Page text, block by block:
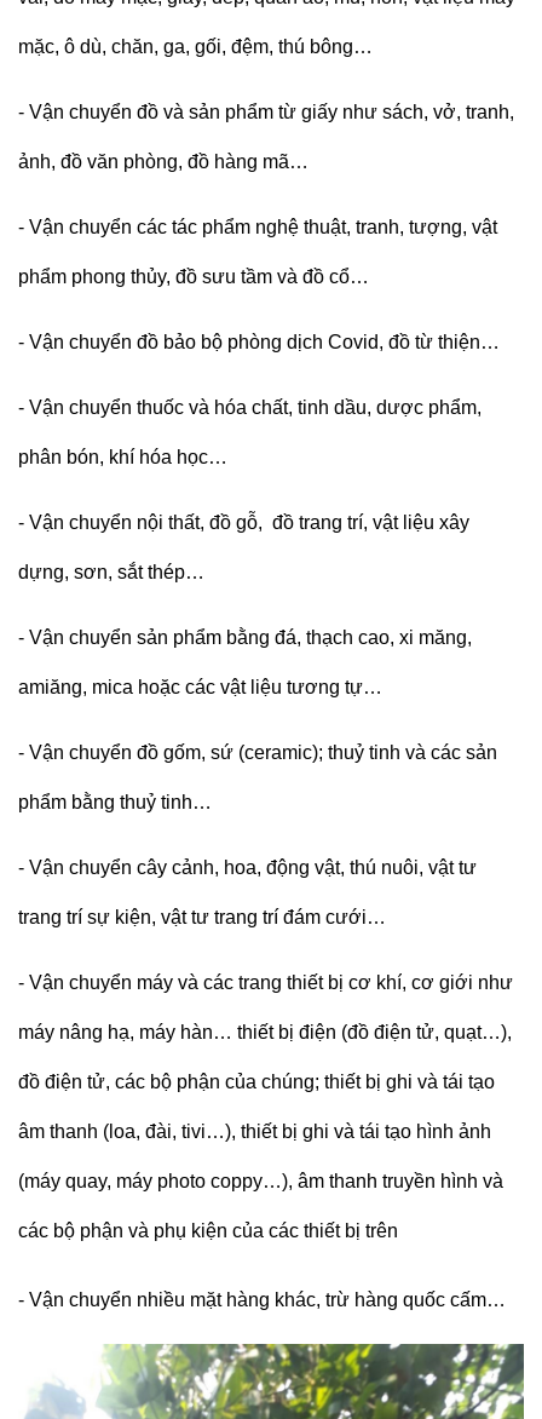
mặc, ô dù, chăn, ga, gối, đệm, thú bông…
- Vận chuyển đồ và sản phẩm từ giấy như sách, vở, tranh,
ảnh, đồ văn phòng, đồ hàng mã…
- Vận chuyển các tác phẩm nghệ thuật, tranh, tượng, vật
phẩm phong thủy, đồ sưu tầm và đồ cổ…
- Vận chuyển đồ bảo bộ phòng dịch Covid, đồ từ thiện…
- Vận chuyển thuốc và hóa chất, tinh dầu, dược phẩm,
phân bón, khí hóa học…
- Vận chuyển nội thất, đồ gỗ, đồ trang trí, vật liệu xây
dựng, sơn, sắt thép…
- Vận chuyển sản phẩm bằng đá, thạch cao, xi măng,
amiăng, mica hoặc các vật liệu tương tự…
- Vận chuyển đồ gốm, sứ (ceramic); thuỷ tinh và các sản
phẩm bằng thuỷ tinh…
- Vận chuyển cây cảnh, hoa, động vật, thú nuôi, vật tư
trang trí sự kiện, vật tư trang trí đám cưới…
- Vận chuyển máy và các trang thiết bị cơ khí, cơ giới như
máy nâng hạ, máy hàn… thiết bị điện (đồ điện tử, quạt…),
đồ điện tử, các bộ phận của chúng; thiết bị ghi và tái tạo
âm thanh (loa, đài, tivi…), thiết bị ghi và tái tạo hình ảnh
(máy quay, máy photo coppy…), âm thanh truyền hình và
các bộ phận và phụ kiện của các thiết bị trên
- Vận chuyển nhiều mặt hàng khác, trừ hàng quốc cấm…